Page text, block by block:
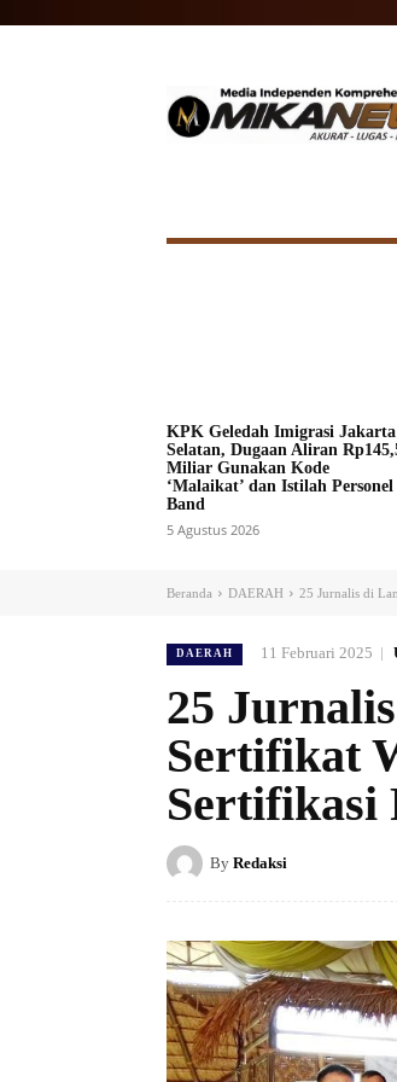
KPK Geledah Imigrasi Jakarta
Selatan, Dugaan Aliran
Miliar Gunakan Kode
‘Malaikat’ dan Istilah Personel
Band
5 Agustus 2026
Beranda DAERAH 25 Jurnalis di
DAERAH 11 Februari 2025
25
Sertifikat
Sertifikasi
By Redaksi